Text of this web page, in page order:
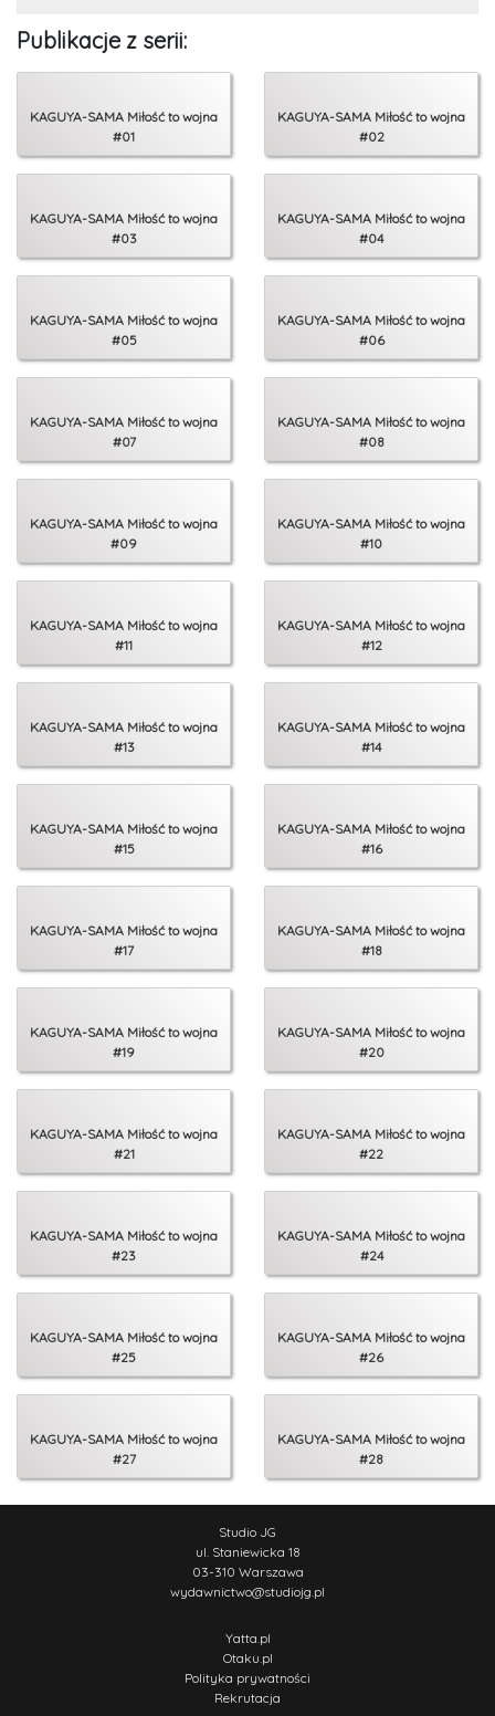
Publikacje z serii:
KAGUYA-SAMA Miłość to wojna
#01
KAGUYA-SAMA Miłość to wojna
#02
KAGUYA-SAMA Miłość to wojna
#03
KAGUYA-SAMA Miłość to wojna
#04
KAGUYA-SAMA Miłość to wojna
#05
KAGUYA-SAMA Miłość to wojna
#06
KAGUYA-SAMA Miłość to wojna
#07
KAGUYA-SAMA Miłość to wojna
#08
KAGUYA-SAMA Miłość to wojna
#09
KAGUYA-SAMA Miłość to wojna
#10
KAGUYA-SAMA Miłość to wojna
#11
KAGUYA-SAMA Miłość to wojna
#12
KAGUYA-SAMA Miłość to wojna
#13
KAGUYA-SAMA Miłość to wojna
#14
KAGUYA-SAMA Miłość to wojna
#15
KAGUYA-SAMA Miłość to wojna
#16
KAGUYA-SAMA Miłość to wojna
#17
KAGUYA-SAMA Miłość to wojna
#18
KAGUYA-SAMA Miłość to wojna
#19
KAGUYA-SAMA Miłość to wojna
#20
KAGUYA-SAMA Miłość to wojna
#21
KAGUYA-SAMA Miłość to wojna
#22
KAGUYA-SAMA Miłość to wojna
#23
KAGUYA-SAMA Miłość to wojna
#24
KAGUYA-SAMA Miłość to wojna
#25
KAGUYA-SAMA Miłość to wojna
#26
KAGUYA-SAMA Miłość to wojna
#27
KAGUYA-SAMA Miłość to wojna
#28
Studio JG
ul. Staniewicka 18
03-310 Warszawa
wydawnictwo@studiojg.pl
Yatta.pl
Otaku.pl
Polityka prywatności
Rekrutacja